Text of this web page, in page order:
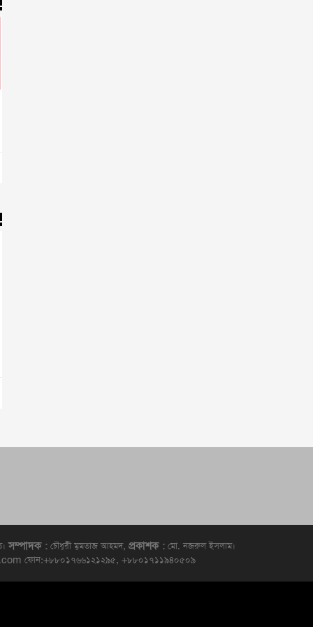
সম্পাদক :চৌধুরী মুমতাজ আহমদ, প্রকাশক :মো. নজরুল ইসলাম।
ফোন:+৮৮০১৭৬৬১২১২৯৫, +৮৮০১৭১১৯৪০৫০৯